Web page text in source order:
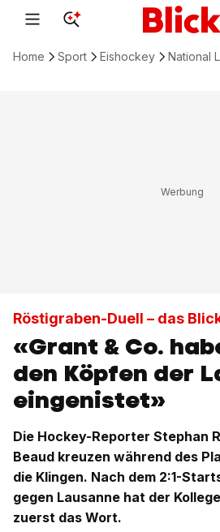
Home Sport Eishockey National
Röstigraben-Duell – das
«Grant & Co.
den Köpfen der
eingenistet»
Die Hockey-Reporter Stephan
Beaud kreuzen während des
die Klingen. Nach dem 2:1-
gegen Lausanne hat der
zuerst das Wort.